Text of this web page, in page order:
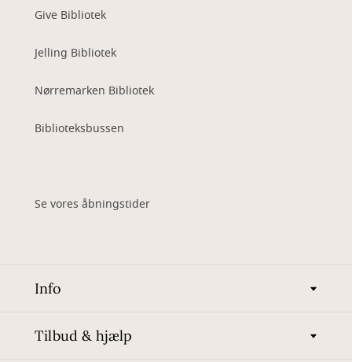
Give Bibliotek
Jelling Bibliotek
Nørremarken Bibliotek
Biblioteksbussen
Se vores åbningstider
Info
Tilbud & hjælp